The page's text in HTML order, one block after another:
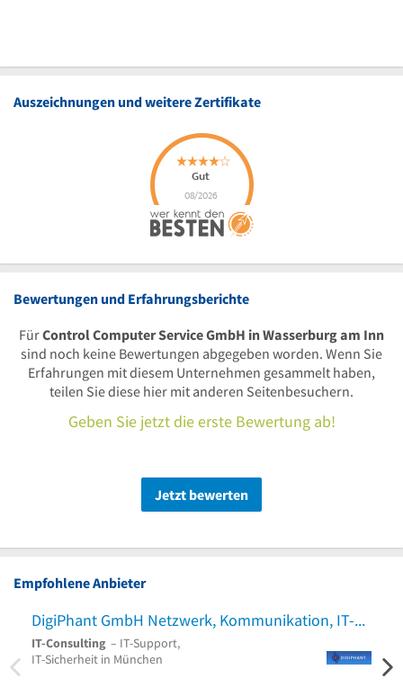
Auszeichnungen und weitere Zertifikate
Bewertungen und Erfahrungsberichte
FürControl Computer Service GmbH in Wasserburg am Inn
sind noch keine Bewertungen abgegeben worden. Wenn Sie
Erfahrungen mit diesem Unternehmen gesammelt haben,
teilen Sie diese hier mit anderen Seitenbesuchern.
Geben Sie jetzt die erste Bewertung ab!
Jetzt bewerten
Empfohlene Anbieter
DigiPhant GmbH Netzwerk, Kommunikation, IT-Support Netzwerke
IT-Consulting – IT-Support,
IT-Sicherheit in München